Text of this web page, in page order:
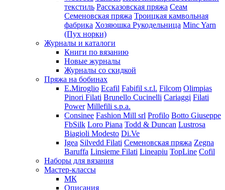
текстиль Рассказовская пряжа Сеам
Семеновская пряжа Троицкая камвольная
фабрика Хозяюшка Рукодельница Minc Yarn
(Пух норки)
Журналы и каталоги
Книги по вязанию
Новые журналы
Журналы со скидкой
Пряжа на бобинах
E.Miroglio Ecafil Fabifil s.r.l. Filcom Olimpias
Pinori Filati Brunello Cucinelli Cariaggi Filati
Power Millefili s.p.a.
Consinee Fashion Mill srl Profilo Botto Giuseppe
FbSilk Loro Piana Todd & Duncan Lustrosa
Biagioli Modesto Di.Ve
Igea Silvedd Filati Семеновская пряжа Zegna
Baruffa Linsieme Filati Lineapiu TopLine Cofil
Наборы для вязания
Мастер-классы
МК
Описания